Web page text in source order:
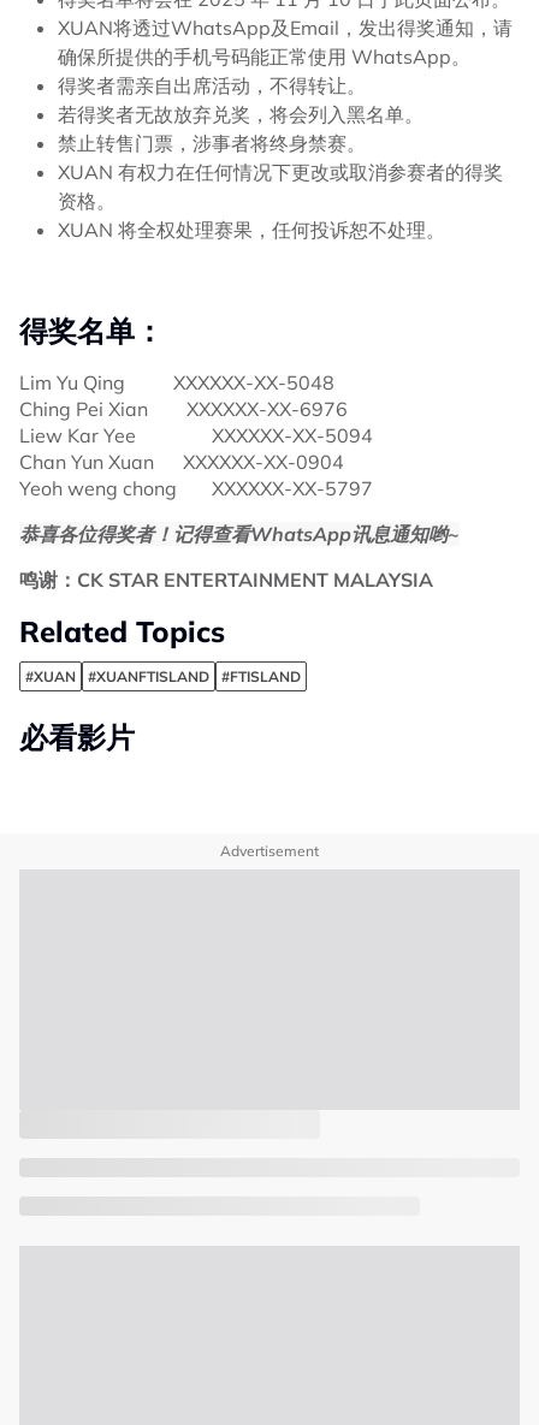
XUAN将透过WhatsApp及Email，发出得奖通知，请
确保所提供的手机号码能正常使用 WhatsApp。
得奖者需亲自出席活动，不得转让。
若得奖者无故放弃兑奖，将会列入黑名单。
禁止转售门票，涉事者将终身禁赛。
XUAN 有权力在任何情况下更改或取消参赛者的得奖
资格。
XUAN 将全权处理赛果，任何投诉恕不处理。
得奖名单：
Lim Yu Qing	        XXXXXX-XX-5048
Ching Pei Xian        XXXXXX-XX-6976
Liew Kar Yee	        XXXXXX-XX-5094
Chan Yun Xuan      XXXXXX-XX-0904
Yeoh weng chong	XXXXXX-XX-5797
恭喜各位得奖者！记得查看WhatsApp讯息通知哟~
鸣谢：CK STAR ENTERTAINMENT MALAYSIA
Related Topics
#XUAN #XUANFTISLAND #FTISLAND
必看影片
Advertisement